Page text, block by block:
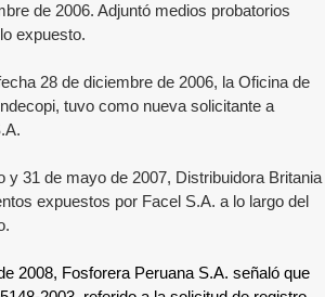
de 2006. Adjuntó medios probatorios
expuesto.
28 de diciembre de 2006, la Oficina de
tuvo como nueva solicitante a
y 31 de mayo de 2007, Distribuidora Britania
expuestos por Facel S.A. a lo largo del
2008, Fosforera Peruana S.A. señaló que